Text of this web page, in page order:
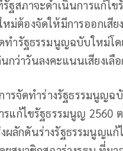
ฐสภาจะดำเนินการแก้ไ
ต้องจัดให้มีการออกเสีย
ำรัฐธรรมนูญฉบับใหม่โด
กว่าวันลงคะแนนเสียงเลื
รจัดทำร่างรัฐธรรมนูญฉ
แก้ไขรัฐธรรมนูญ 2560
ลักดันร่างรัฐธรรมนูญแก้